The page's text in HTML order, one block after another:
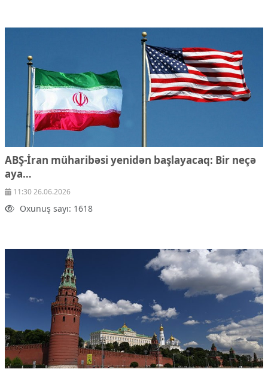
ABŞ-İran müharibəsi yenidən başlayacaq: Bir neçə
aya…
11:30 26.06.2026
Oxunuş sayı: 1618